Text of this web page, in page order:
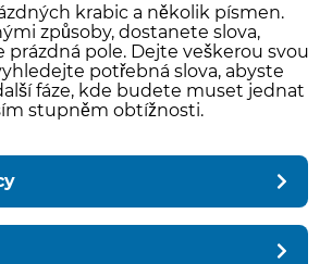
krabic a několik písmen.
způsoby, dostanete slova,
pole. Dejte veškerou svou
potřebná slova, abyste
fáze, kde budete muset jednat
stupněm obtížnosti.